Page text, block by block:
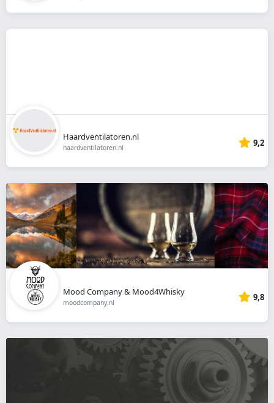
Haardventilatoren.nl
haardventilatoren.nl 9,2
Mood Company & Mood4Whisky
moodcompany.nl 9,8